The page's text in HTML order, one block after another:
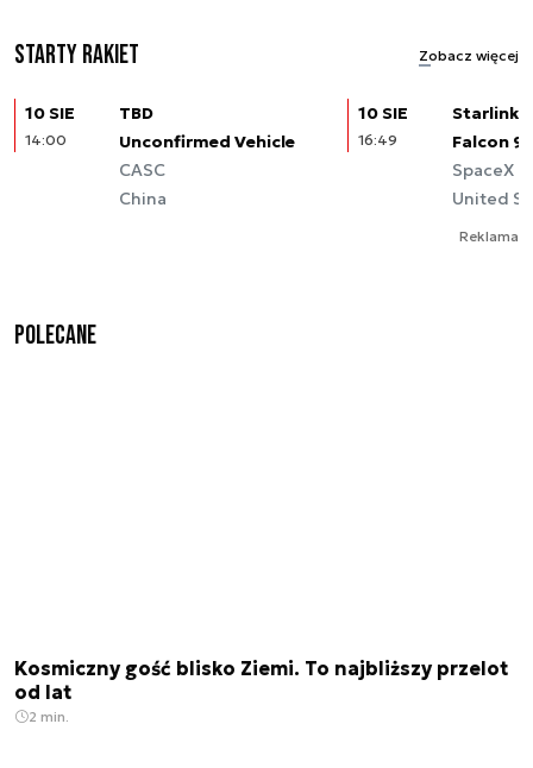
Starty rakiet Zobacz więcej
10 SIE
14:00
TBD
Unconfirmed Vehicle
CASC
China
10 SIE
16:49
Starlink
Falcon 9
SpaceX
United
Reklama
Polecane
Kosmiczny gość blisko Ziemi. To najbliższy przelot
od lat
2 min.